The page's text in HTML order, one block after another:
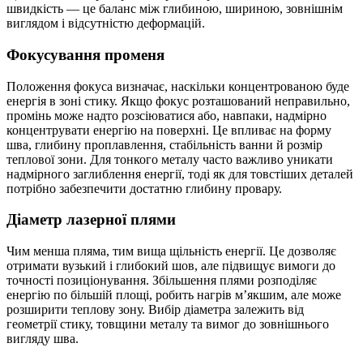
швидкість — це баланс між глибиною, шириною, зовнішнім
виглядом і відсутністю деформацій.
Фокусування променя
Положення фокуса визначає, наскільки концентрованою буде
енергія в зоні стику. Якщо фокус розташований неправильно,
промінь може надто розсіюватися або, навпаки, надмірно
концентрувати енергію на поверхні. Це впливає на форму
шва, глибину проплавлення, стабільність ванни й розмір
теплової зони. Для тонкого металу часто важливо уникати
надмірного заглиблення енергії, тоді як для товстіших деталей
потрібно забезпечити достатню глибину провару.
Діаметр лазерної плями
Чим менша пляма, тим вища щільність енергії. Це дозволяє
отримати вузький і глибокий шов, але підвищує вимоги до
точності позиціонування. Збільшення плями розподіляє
енергію по більшій площі, робить нагрів м’якшим, але може
розширити теплову зону. Вибір діаметра залежить від
геометрії стику, товщини металу та вимог до зовнішнього
вигляду шва.